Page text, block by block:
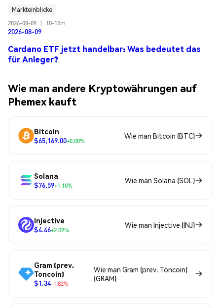
Markteinblicke
2026-08-09
10-15m
2026-08-09
Cardano ETF jetzt handelbar: Was bedeutet das
für Anleger?
Wie man andere Kryptowährungen auf
Phemex kauft
Bitcoin
$65,169.00+0.00%
Wie man Bitcoin (BTC)
Solana
$76.59+1.10%
Wie man Solana (SOL)
Injective
$4.46+2.09%
Wie man Injective (INJ)
Gram (prev.
Toncoin)
$1.34-1.82%
Wie man Gram (prev. Toncoin)
(GRAM)